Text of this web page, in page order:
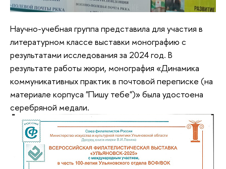
Научно-учебная группа представила для участия в
литературном классе выставки монографию с
результатами исследования за 2024 год. В
результате работы жюри, монография «Динамика
коммуникативных практик в почтовой переписке (на
материале корпуса "Пишу тебе")» была удостоена
серебряной медали.